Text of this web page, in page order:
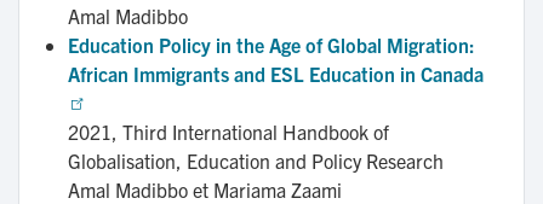
Amal Madibbo
Education Policy in the Age of Global Migration:
African Immigrants and ESL Education in Canada
2021, Third International Handbook of
Globalisation, Education and Policy Research
Amal Madibbo et Mariama Zaami